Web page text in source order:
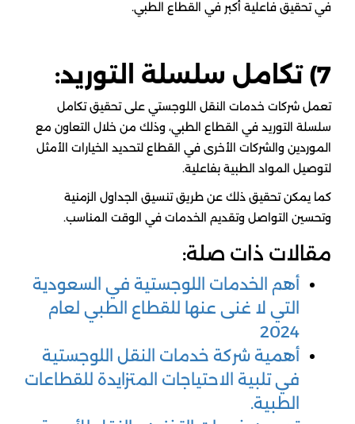
في تحقيق فاعلية أكبر في القطاع الطبي.
7) تكامل سلسلة التوريد:
تعمل شركات خدمات النقل اللوجستي على تحقيق تكامل
سلسلة التوريد في القطاع الطبي، وذلك من خلال التعاون مع
الموردين والشركات الأخرى في القطاع لتحديد الخيارات الأمثل
لتوصيل المواد الطبية بفاعلية.
كما يمكن تحقيق ذلك عن طريق تنسيق الجداول الزمنية
وتحسين التواصل وتقديم الخدمات في الوقت المناسب.
مقالات ذات صلة:
أهم الخدمات اللوجستية في السعودية
التي لا غنى عنها للقطاع الطبي لعام
2024
أهمية شركة خدمات النقل اللوجستية
في تلبية الاحتياجات المتزايدة للقطاعات
الطبية.